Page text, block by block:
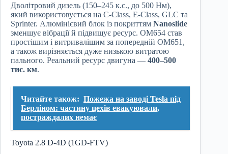
Дволітровий дизель (150–245 к.с., до 500 Нм),
який використовується на C-Class, E-Class, GLC та
Sprinter. Алюмінієвий блок із покриттям Nanoslide
зменшує вібрації й підвищує ресурс. OM654 став
простішим і витривалішим за попередній OM651,
а також вирізняється дуже низькою витратою
пального. Реальний ресурс двигуна — 400–500
тис. км.
Читайте також: Пожежа на заводі Tesla під
Берліном: частину цехів евакуювали,
постраждалих немає
Toyota 2.8 D-4D (1GD-FTV)